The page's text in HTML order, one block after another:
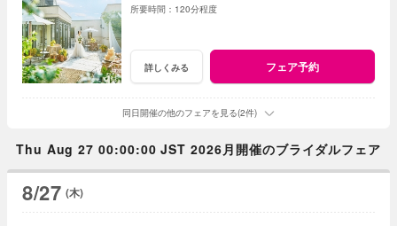
120分程度
詳しくみる フェア予約
同日開催の他のフェアを見る(2件)
Thu Aug 27 00:00:00 JST 2026月開催のブライダルフェア
8/27 (木)